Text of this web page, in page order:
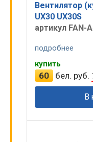
Вентилятор
UX30 UX30S
артикул FAN-
подробнее
купить
60 бел. руб.
В